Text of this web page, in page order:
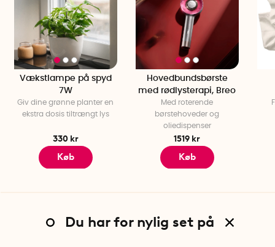
Vækstlampe på spyd
7W
Giv dine grønne planter en
ekstra dosis tiltrængt lys
330 kr
Køb
Hovedbundsbørste
med rødlysterapi, Breo
Med roterende
børstehoveder og
oliedispenser
1519 kr
Køb
Du har for nylig set på